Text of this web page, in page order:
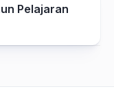
Pelajaran